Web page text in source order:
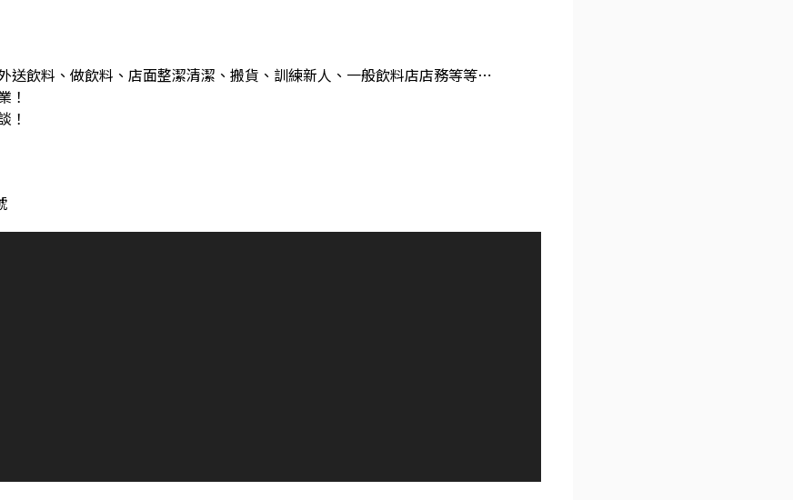
送飲料、做飲料、店面整潔清潔、搬貨、訓練新人、一般飲料店店務等等⋯
！
！